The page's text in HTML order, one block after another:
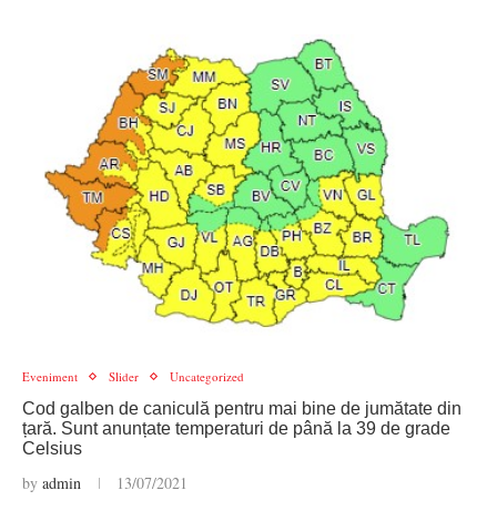
Eveniment Slider Uncategorized
Cod galben de caniculă pentru mai bine de jumătate din
țară. Sunt anunțate temperaturi de până la 39 de grade
Celsius
by admin 13/07/2021